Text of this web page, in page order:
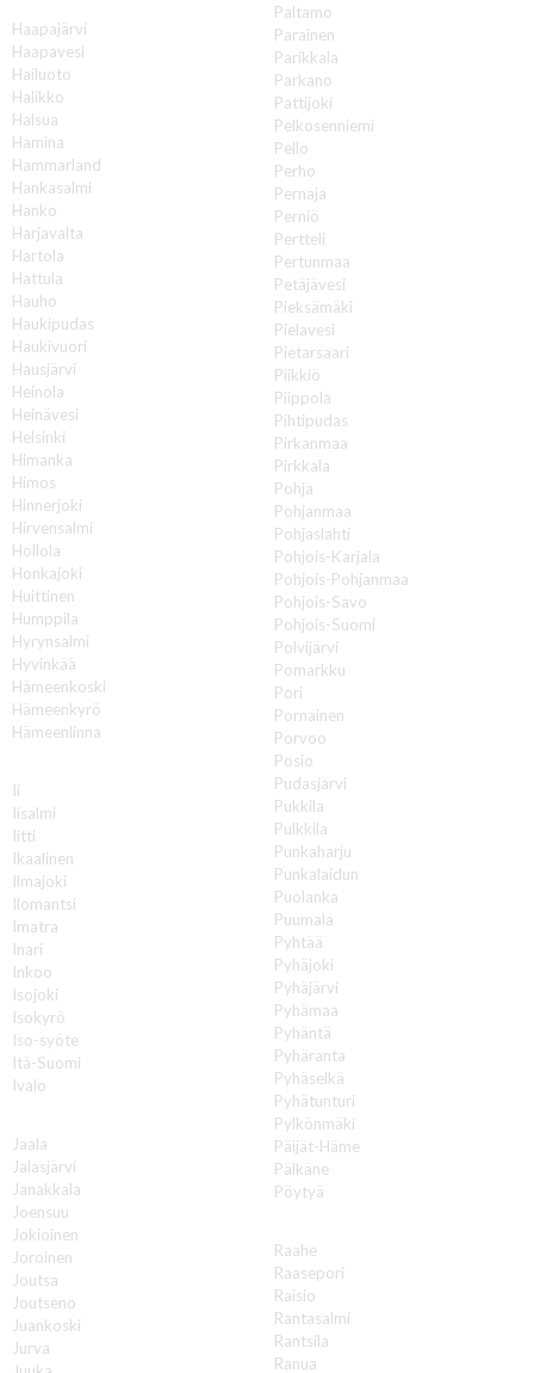
Haapajärvi
Haapavesi
Hailuoto
Halikko
Halsua
Hamina
Hammarland
Hankasalmi
Hanko
Harjavalta
Hartola
Hattula
Hauho
Haukipudas
Haukivuori
Hausjärvi
Heinola
Heinävesi
Helsinki
Himanka
Himos
Hinnerjoki
Hirvensalmi
Hollola
Honkajoki
Huittinen
Humppila
Hyrynsalmi
Hyvinkää
Hämeenkoski
Hämeenkyrö
Hämeenlinna
Ii
Iisalmi
Iitti
Ikaalinen
Ilmajoki
Ilomantsi
Imatra
Inari
Inkoo
Isojoki
Isokyrö
Iso-syöte
Itä-Suomi
Ivalo
Jaala
Jalasjärvi
Janakkala
Joensuu
Jokioinen
Joroinen
Joutsa
Joutseno
Juankoski
Jurva
Paltamo
Parainen
Parikkala
Parkano
Pattijoki
Pelkosenniemi
Pello
Perho
Pernaja
Perniö
Pertteli
Pertunmaa
Petäjävesi
Pieksämäki
Pielavesi
Pietarsaari
Piikkiö
Piippola
Pihtipudas
Pirkanmaa
Pirkkala
Pohja
Pohjanmaa
Pohjaslahti
Pohjois-Karjala
Pohjois-Pohjanmaa
Pohjois-Savo
Pohjois-Suomi
Polvijärvi
Pomarkku
Pori
Pornainen
Porvoo
Posio
Pudasjärvi
Pukkila
Pulkkila
Punkaharju
Punkalaidun
Puolanka
Puumala
Pyhtää
Pyhäjoki
Pyhäjärvi
Pyhämaa
Pyhäntä
Pyhäranta
Pyhäselkä
Pyhätunturi
Pylkönmäki
Päijät-Häme
Pälkäne
Pöytyä
Raahe
Raasepori
Raisio
Rantasalmi
Rantsila
Ranua